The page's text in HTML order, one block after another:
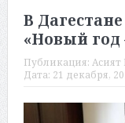
В
«Новый
Публикация:
Дата: 21 декабря,